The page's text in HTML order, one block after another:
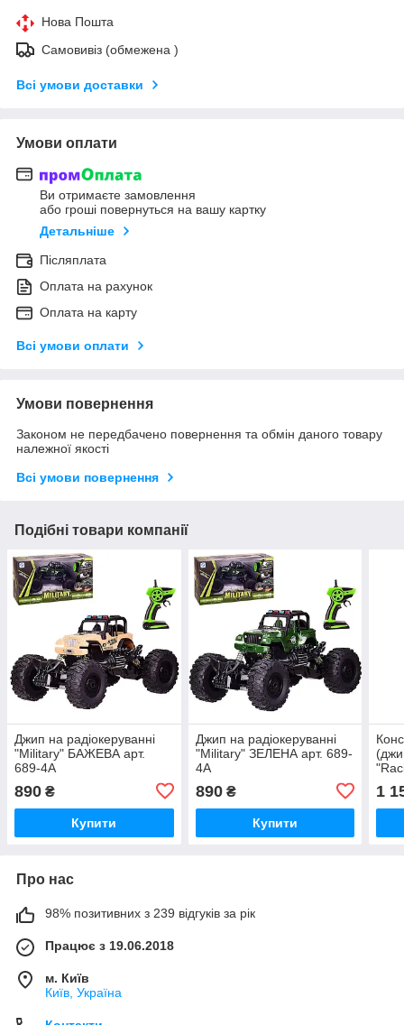
Нова Пошта
Самовивіз (обмежена )
Всі умови доставки
Умови оплати
Ви отримаєте замовлення
або гроші повернуться на вашу картку
Детальніше
Післяплата
Оплата на рахунок
Оплата на карту
Всі умови оплати
Умови повернення
Законом не передбачено повернення та обмін даного товару
належної якості
Всі умови повернення
Подібні товари компанії
Джип на радіокеруванні
"Military" БАЖЕВА арт.
689-4A
890 ₴
Купити
Джип на радіокеруванні
"Military" ЗЕЛЕНА арт. 689-
4A
890₴
Купити
1
Про нас
98% позитивних з 239 відгуків за рік
Працює з 19.06.2018
м. Київ
Київ, Україна